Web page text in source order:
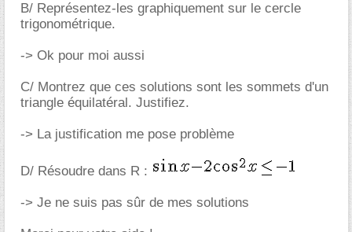
B/ Représentez-les graphiquement sur le cercle
trigonométrique.
-> Ok pour moi aussi
C/ Montrez que ces solutions sont les sommets d'un
triangle équilatéral. Justifiez.
-> La justification me pose problème
D/ Résoudre dans R :
-> Je ne suis pas sûr de mes solutions